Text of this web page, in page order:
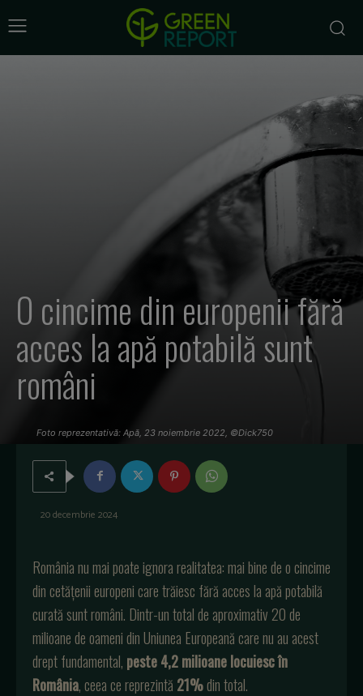
O cincime din europenii fără
acces la apă potabilă sunt
români
Foto reprezentativă: Apă, 23 noiembrie 2022, ©Dick750
20 decembrie 2024
România nu mai poate ignora realitatea: mai bine de o cincime
din cetățenii europeni care trăiesc fără acces la apă potabilă
curată sunt români. Dintr-un total de aproximativ 20 de
milioane de oameni din Uniunea Europeană care nu au acest
drept fundamental, peste 4,2 milioane locuiesc în
România, ceea ce reprezintă 21%din total.